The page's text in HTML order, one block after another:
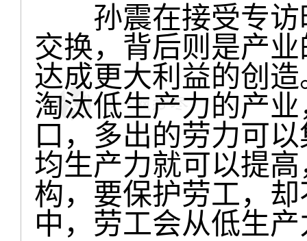
孙震在接受专访
交换，背后则是产
达成更大利益的创
淘汰低生产力的产
口，多出的劳力可
均生产力就可以提
构，要保护劳工，
中，劳工会从低生